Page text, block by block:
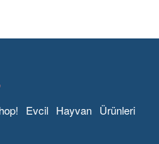
Evcil Hayvan Ürünleri